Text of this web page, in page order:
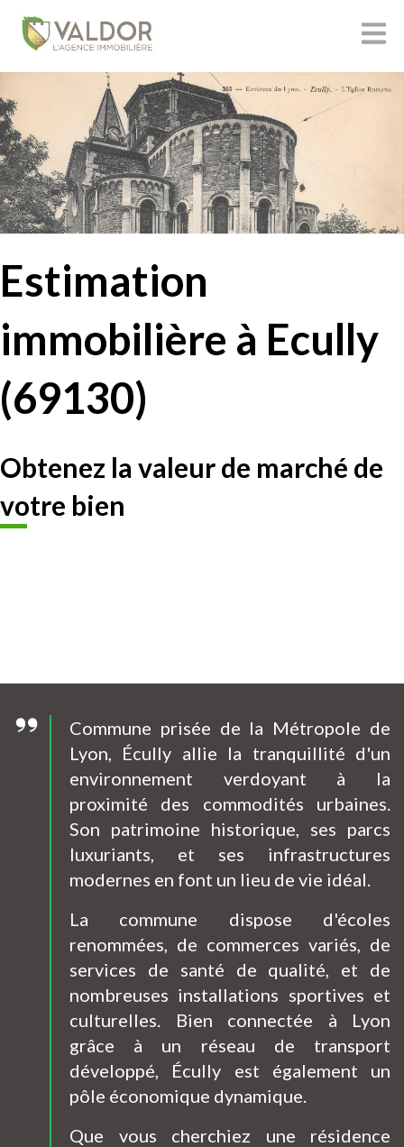
Estimation
immobilière à Ecully
(69130)
Obtenez la valeur de marché de
votre bien
Commune prisée de la Métropole de
Lyon, Écully allie la tranquillité d'un
environnement verdoyant à la
proximité des commodités urbaines.
Son patrimoine historique, ses parcs
luxuriants, et ses infrastructures
modernes en font un lieu de vie idéal.
La commune dispose d'écoles
renommées, de commerces variés, de
services de santé de qualité, et de
nombreuses installations sportives et
culturelles. Bien connectée à Lyon
grâce à un réseau de transport
développé, Écully est également un
pôle économique dynamique.
Que vous cherchiez une résidence